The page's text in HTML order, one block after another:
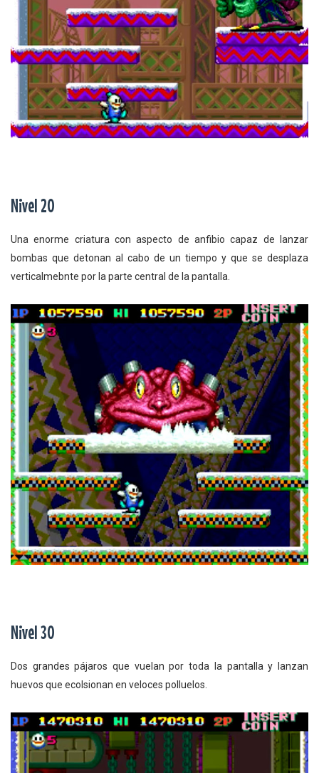
Nivel 20
Una enorme criatura con aspecto de anfibio capaz de lanzar
bombas que detonan al cabo de un tiempo y que se desplaza
verticalmebnte por la parte central de la pantalla.
Nivel 30
Dos grandes pájaros que vuelan por toda la pantalla y lanzan
huevos que ecolsionan en veloces polluelos.